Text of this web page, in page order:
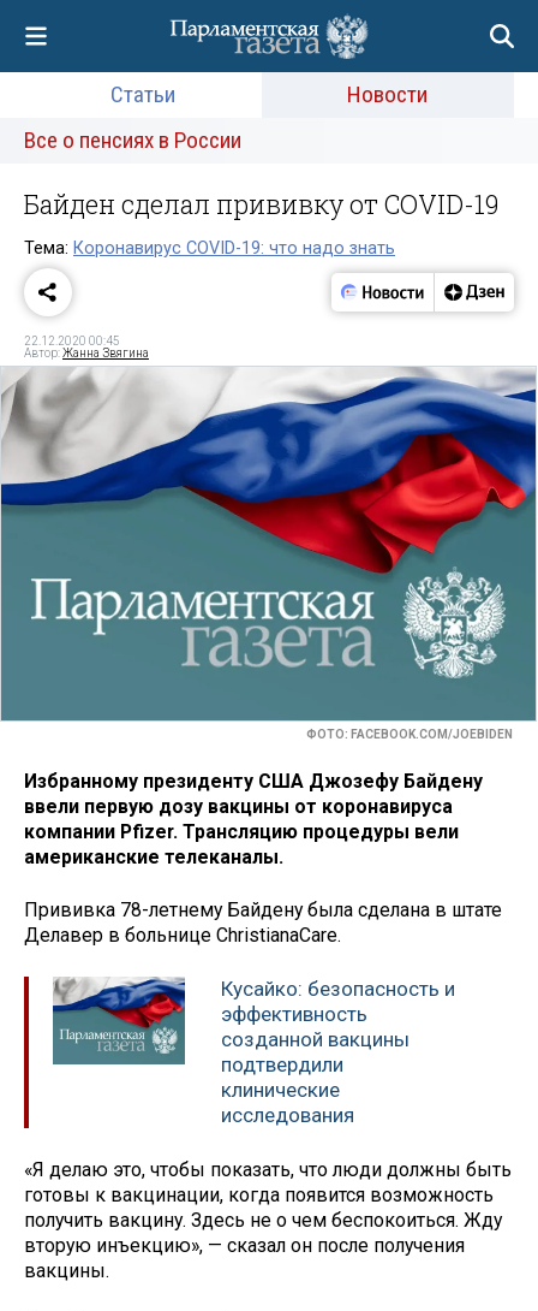
Статьи
Новости
Все о пенсиях в России
Байден сделал прививку от COVID-19
Тема: Коронавирус COVID-19: что надо знать
22.12.2020 00:45
Автор:Жанна Звягина
ФОТО: FACEBOOK.COM/JOEBIDEN
Избранному президенту США Джозефу Байдену
ввели первую дозу вакцины от коронавируса
компании Pfizer. Трансляцию процедуры вели
американские телеканалы.
Прививка 78-летнему Байдену была сделана в штате
Делавер в больнице ChristianaCare.
Кусайко: безопасность и
эффективность
созданной вакцины
подтвердили
клинические
исследования
«Я делаю это, чтобы показать, что люди должны быть
готовы к вакцинации, когда появится возможность
получить вакцину. Здесь не о чем беспокоиться. Жду
вторую инъекцию», — сказал он после получения
вакцины.